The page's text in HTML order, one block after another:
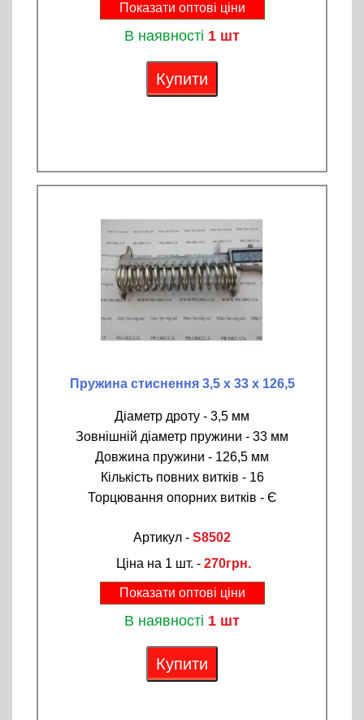
Показати оптові ціни
В наявності 1 шт
Купити
Пружина стиснення 3,5 х 33 х 126,5
Діаметр дроту - 3,5 мм
Зовнішній діаметр пружини - 33 мм
Довжина пружини - 126,5 мм
Кількість повних витків - 16
Торцювання опорних витків - Є
Артикул - S8502
Ціна на 1 шт. - 270грн.
Показати оптові ціни
В наявності 1 шт
Купити